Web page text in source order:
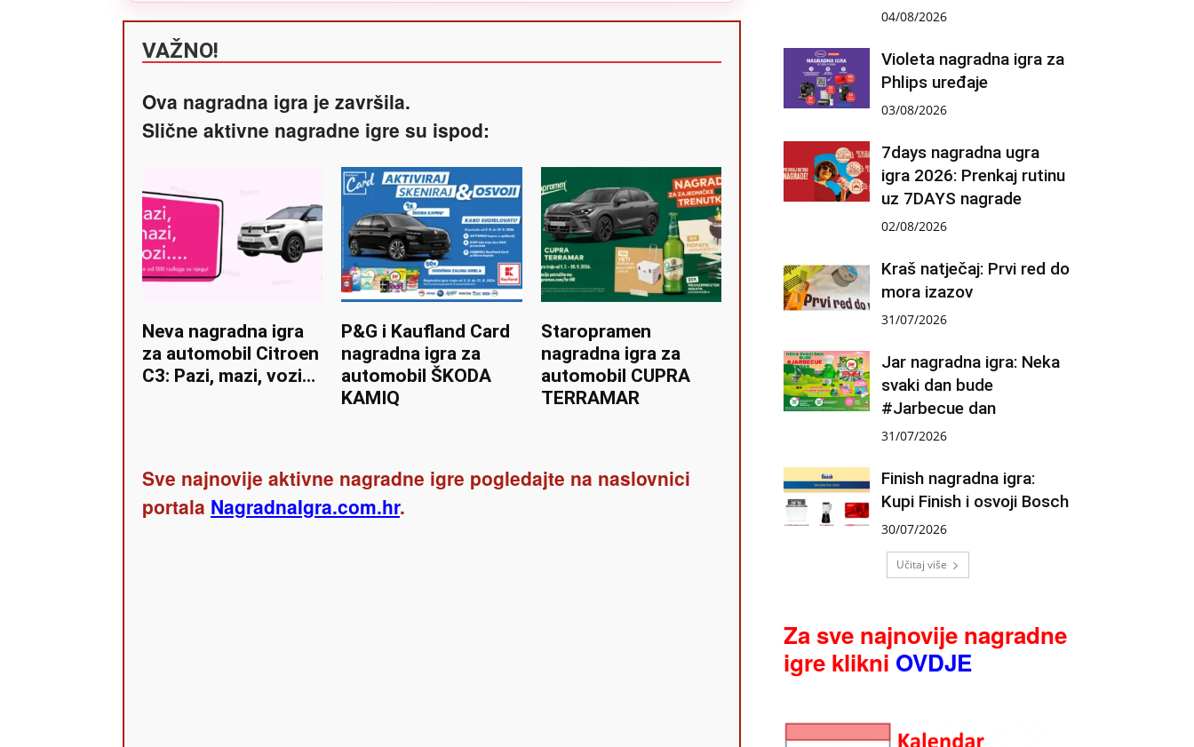
VAŽNO!
Ova nagradna igra je završila.
Slične aktivne nagradne igre su ispod:
Neva nagradna igra
za automobil Citroen
C3: Pazi, mazi, vozi…
P&G i Kaufland Card
nagradna igra za
automobil ŠKODA
KAMIQ
Staropramen
nagradna igra za
automobil CUPRA
TERRAMAR
Sve najnovije aktivne nagradne igre pogledajte na naslovnici
portala NagradnaIgra.com.hr.
04/08/2026
Violeta nagradna igra za
Phlips uređaje
03/08/2026
7days nagradna ugra
igra 2026: Prenkaj rutinu
uz 7DAYS nagrade
02/08/2026
Kraš natječaj: Prvi red do
mora izazov
31/07/2026
Jar nagradna igra: Neka
svaki dan bude
#Jarbecue dan
31/07/2026
Finish nagradna igra:
Kupi Finish i osvoji Bosch
30/07/2026
Učitaj više
Za sve najnovije nagradne
igre klikni OVDJE